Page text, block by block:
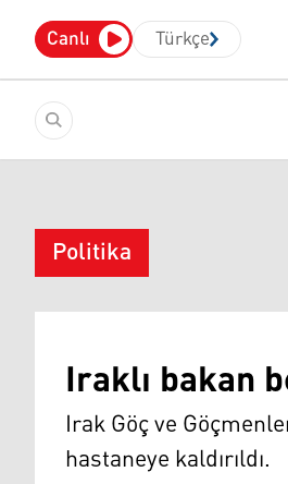
Canlı Türkçe
Politika
Iraklı bakan
Irak Göç ve
hastaneye kaldırıldı.